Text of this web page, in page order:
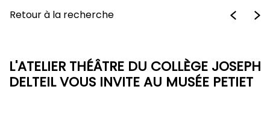
Retour à la recherche
L'ATELIER THÉÂTRE DU COLLÈGE JOSEPH
DELTEIL VOUS INVITE AU MUSÉE PETIET